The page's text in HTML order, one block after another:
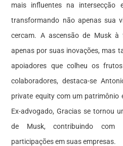
mais influentes na intersecção
transformando não apenas sua
cercam. A ascensão de Musk
apenas por suas inovações, mas
apoiadores que colheu os
colaboradores, destaca-se
private equity com um patrimônio
Ex-advogado, Gracias se tornou
de Musk, contribuindo com
participações em suas empresas.